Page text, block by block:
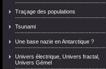
Traçage des populations
Tsunami
Une base nazie en Antarctique ?
Univers électrique, Univers fractal,
Univers Gémel